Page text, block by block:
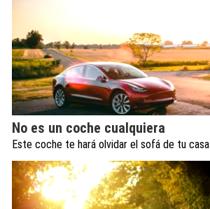
No es un coche cualquiera
Este coche te hará olvidar el sofá de tu casa